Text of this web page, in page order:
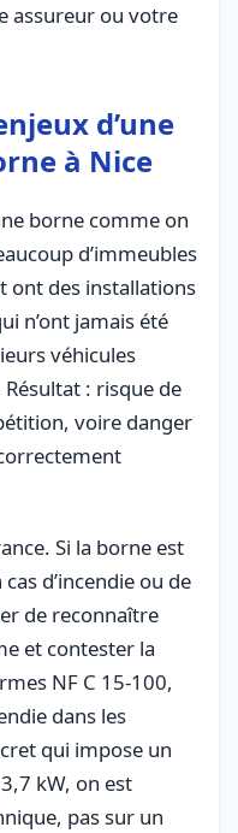
assureur ou votre
d’une
à Nice
borne comme on
d’immeubles
ont des installations
n’ont jamais été
véhicules
: risque de
voire danger
Si la borne est
d’incendie ou de
de reconnaître
et contester la
NF C 15-100,
dans les
qui impose un
kW, on est
pas sur un